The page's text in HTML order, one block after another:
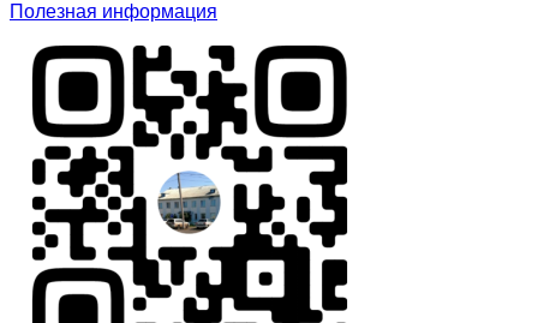
Полезная информация